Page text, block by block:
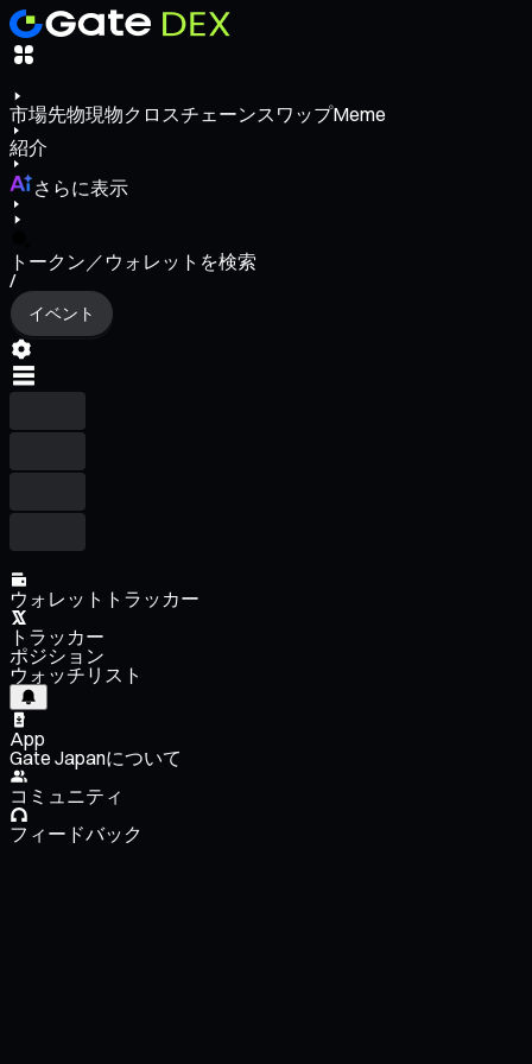
市場先物現物クロスチェーンスワップMeme
紹介
さらに表示
トークン／ウォレットを検索
/
イベント
ウォレットトラッカー
トラッカー
ポジション
ウォッチリスト
App
Gate Japanについて
コミュニティ
フィードバック